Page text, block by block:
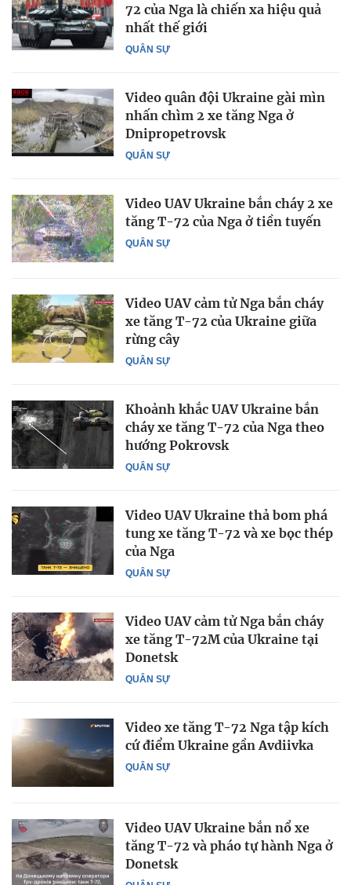
QUÂN SỰ
72 của Nga là chiến xa hiệu quả
nhất thế giới
QUÂN SỰ
Video quân đội Ukraine gài mìn
nhấn chìm 2 xe tăng Nga ở
Dnipropetrovsk
QUÂN SỰ
Video UAV Ukraine bắn cháy 2 xe
tăng T-72 của Nga ở tiền tuyến
QUÂN SỰ
Video UAV cảm tử Nga bắn cháy
xe tăng T-72 của Ukraine giữa
rừng cây
QUÂN SỰ
Khoảnh khắc UAV Ukraine bắn
cháy xe tăng T-72 của Nga theo
hướng Pokrovsk
QUÂN SỰ
Video UAV Ukraine thả bom phá
tung xe tăng T-72 và xe bọc thép
của Nga
QUÂN SỰ
Video UAV cảm tử Nga bắn cháy
xe tăng T-72M của Ukraine tại
Donetsk
QUÂN SỰ
Video xe tăng T-72 Nga tập kích
cứ điểm Ukraine gần Avdiivka
Video UAV Ukraine bắn nổ xe
tăng T-72 và pháo tự hành Nga ở
Donetsk